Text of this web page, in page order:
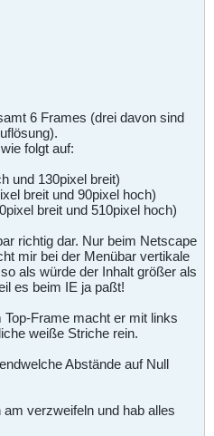
6 Frames (drei davon sind
folgt auf:
und 130pixel breit)
breit und 90pixel hoch)
breit und 510pixel hoch)
richtig dar. Nur beim Netscape
mir bei der Menübar vertikale
als würde der Inhalt größer als
es beim IE ja paßt!
Frame macht er mit links
weiße Striche rein.
Abstände auf Null
verzweifeln und hab alles